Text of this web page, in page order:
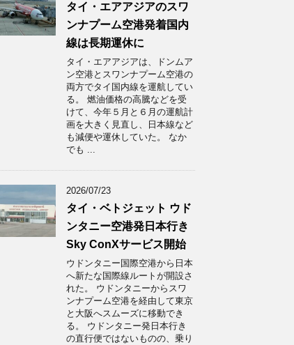
タイ・エアアジアのスワ
ンナプーム空港発着国内
線は長期運休に
タイ・エアアジアは、ドンムア
ン空港とスワンナプーム空港の
両方でタイ国内線を運航してい
る。 燃油価格の高騰などを受
けて、今年５月と６月の運航計
画を大きく見直し、日本線など
も減便や運休していた。 なか
でも ...
2026/07/23
タイ・ベトジェット ウド
ンタニー空港発日本行き
Sky ConXサービス開始
ウドンタニー国際空港から日本
へ新たな国際線ルートが開設さ
れた。 ウドンタニーからスワ
ンナプーム空港を経由して東京
と大阪へスムーズに移動でき
る。 ウドンタニー発日本行き
の直行便ではないものの、乗り